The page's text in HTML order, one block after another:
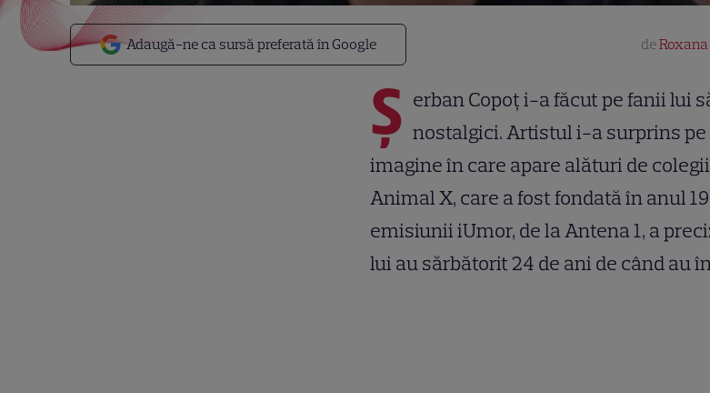
Adaugă-ne ca sursă preferată în Google de
Ș erban Copoț i-a făcut pe fanii lui
nostalgici. Artistul i-a surprins
imagine în care apare alături de
Animal X, care a fost fondată în anul
emisiunii iUmor, de la Antena 1, a
lui au sărbătorit 24 de ani de când au